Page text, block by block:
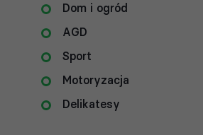
Dom i ogród
AGD
Sport
Motoryzacja
Delikatesy